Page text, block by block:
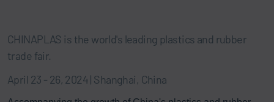
CHINAPLAS is the world's leading plastics and rubber
trade fair.
April 23 - 26, 2024 | Shanghai, China